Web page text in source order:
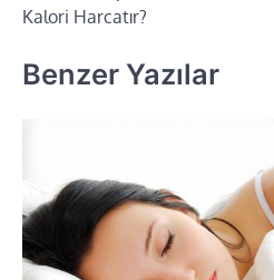
Kalori Harcatır?
Benzer Yazılar